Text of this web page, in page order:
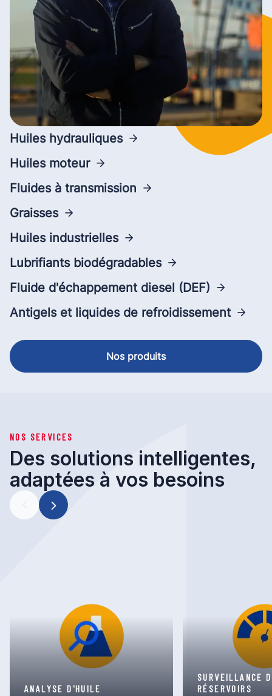
Huiles hydrauliques
Huiles moteur
Fluides à transmission
Graisses
Huiles industrielles
Lubrifiants biodégradables
Fluide d'échappement diesel (DEF)
Antigels et liquides de refroidissement
Nos produits
NOS SERVICES
Des solutions intelligentes,
adaptées à vos besoins
ANALYSE D'HUILE
SURVEILLANCE
RÉSERVOIRS